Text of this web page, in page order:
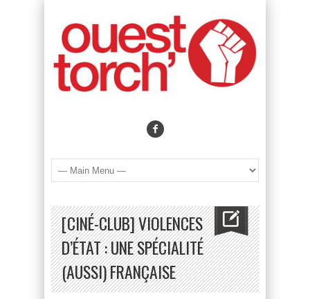
[CINÉ-CLUB] VIOLENCES
D’ÉTAT : UNE SPÉCIALITÉ
(AUSSI) FRANÇAISE